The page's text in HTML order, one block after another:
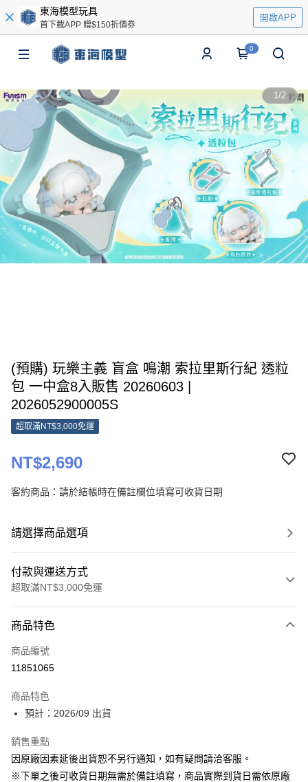
東海模型玩具
首下載APP 贈$150折價券
開啟APP
0
1/2
(預購) 玩樂主義 盲盒 鳴潮 索拉里斯行紀 透粒
包 一中盒8入販售 20260603 |
2026052900005S
超取滿NT$3,000免運
NT$2,690
客約商品：請於結帳時在備註欄位填寫可收貨日期
請選擇商品選項
付款與運送方式
超取滿NT$3,000免運
信用卡一次付款
超商取貨付款
ATM付款
運送方式
預購-全家取貨付款(舊)
商品特色
商品編號
11851065
商品特色
預計：2026/09 出貨
銷售重點
因原廠因素延後出貨恕不另行通知，如有疑問請洽客服。
※下單之後可收貨日期無需於備註填寫，商品實際到貨日需依原廠